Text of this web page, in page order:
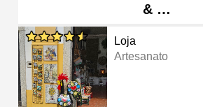
& …
Loja
Artesanato